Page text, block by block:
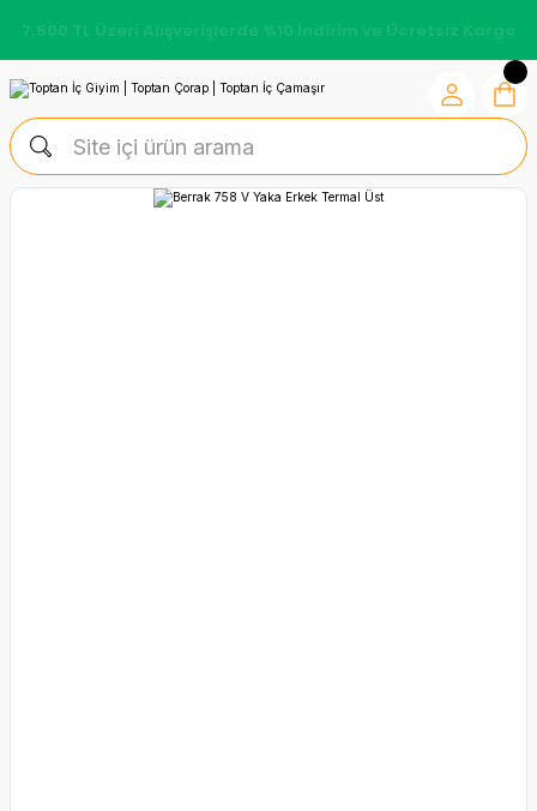
7.500 TL Üzeri Alışverişlerde %10 İndirim ve Ücretsiz Kargo